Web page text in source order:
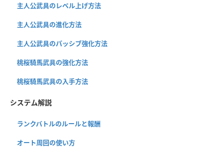
主人公武具のレベル上げ方法
主人公武具の進化方法
主人公武具のパッシブ強化方法
桃桜騎馬武具の強化方法
桃桜騎馬武具の入手方法
システム解説
ランクバトルのルールと報酬
オート周回の使い方